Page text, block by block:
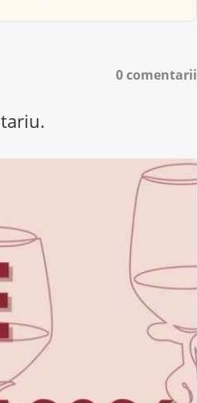
0 comentarii